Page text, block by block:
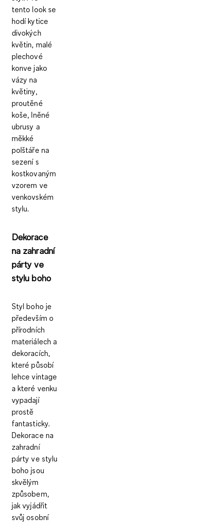
tento look se
hodí kytice
divokých
květin, malé
plechové
konve jako
vázy na
květiny,
proutěné
koše, lněné
ubrusy a
měkké
polštáře na
sezení s
kostkovaným
vzorem ve
venkovském
stylu.
Dekorace
na zahradní
párty ve
stylu boho
Styl boho je
především o
přírodních
materiálech a
dekoracích,
které působí
lehce vintage
a které venku
vypadají
prostě
fantasticky.
Dekorace na
zahradní
párty ve stylu
boho jsou
skvělým
způsobem,
jak vyjádřit
svůj osobní